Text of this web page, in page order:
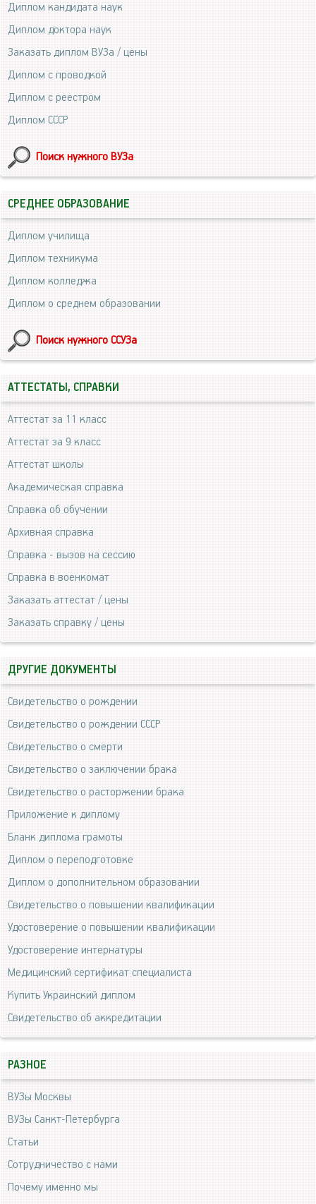
Диплом кандидата наук
Диплом доктора наук
Заказать диплом ВУЗа / цены
Диплом с проводкой
Диплом с реестром
Диплом СССР
Поиск нужного ВУЗа
СРЕДНЕЕ ОБРАЗОВАНИЕ
Диплом училища
Диплом техникума
Диплом колледжа
Диплом о среднем образовании
Поиск нужного ССУЗа
АТТЕСТАТЫ, СПРАВКИ
Аттестат за 11 класс
Аттестат за 9 класс
Аттестат школы
Академическая справка
Справка об обучении
Архивная справка
Справка - вызов на сессию
Справка в военкомат
Заказать аттестат / цены
Заказать справку / цены
ДРУГИЕ ДОКУМЕНТЫ
Свидетельство о рождении
Свидетельство о рождении СССР
Свидетельство о смерти
Свидетельство о заключении брака
Свидетельство о расторжении брака
Приложение к диплому
Бланк диплома грамоты
Диплом о переподготовке
Диплом о дополнительном образовании
Свидетельство о повышении квалификации
Удостоверение о повышении квалификации
Удостоверение интернатуры
Медицинский сертификат специалиста
Купить Украинский диплом
Свидетельство об аккредитации
РАЗНОЕ
ВУЗы Москвы
ВУЗы Санкт-Петербурга
Статьи
Сотрудничество с нами
Почему именно мы